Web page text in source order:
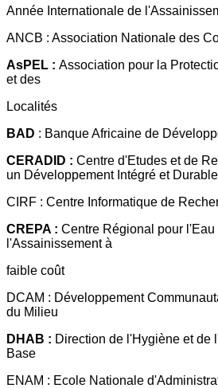
Année Internationale de
ANCB : Association Nationale des
AsPEL : Association pour la
et des
Localités
BAD : Banque Africaine de
CERADID : Centre d'Etudes et de
un Développement Intégré et Durable
CIRF : Centre Informatique de
CREPA : Centre Régional pour l'Eau
l'Assainissement à
faible coût
DCAM : Développement
du Milieu
DHAB : Direction de l'Hygiène et de
Base
ENAM : Ecole Nationale